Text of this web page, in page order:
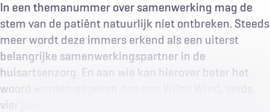
In een themanummer over samenwerking mag de
stem van de patiënt natuurlijk niet ontbreken. Steeds
meer wordt deze immers erkend als een uiterst
belangrijke samenwerkingspartner in de
huisartsenzorg. En aan wie kan hierover beter het
woord worden gegeven dan aan Wilna Wind, sinds
vier jaar…